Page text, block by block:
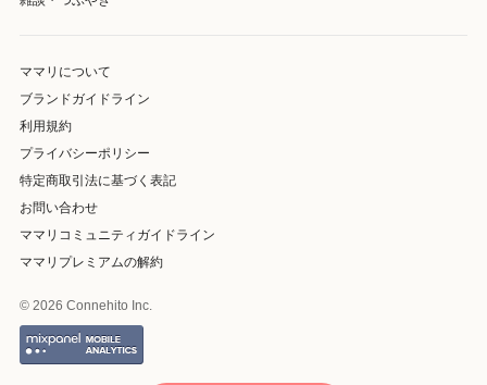
ママリについて
ブランドガイドライン
利用規約
プライバシーポリシー
特定商取引法に基づく表記
お問い合わせ
ママリコミュニティガイドライン
ママリプレミアムの解約
© 2026 Connehito Inc.